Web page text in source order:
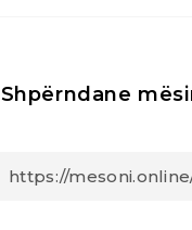
Shpërndane